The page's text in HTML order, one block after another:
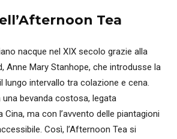
Tea
nacque nel XIX secolo grazie alla
Anne Mary Stanhope, che introdusse la
lungo intervallo tra colazione e cena.
una bevanda costosa, legata
Cina, ma con l’avvento delle piantagioni
Così, l’Afternoon Tea si